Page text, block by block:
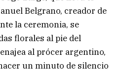
Belgrano, creador de
la ceremonia, se
florales al pie del
al prócer argentino,
un minuto de silencio